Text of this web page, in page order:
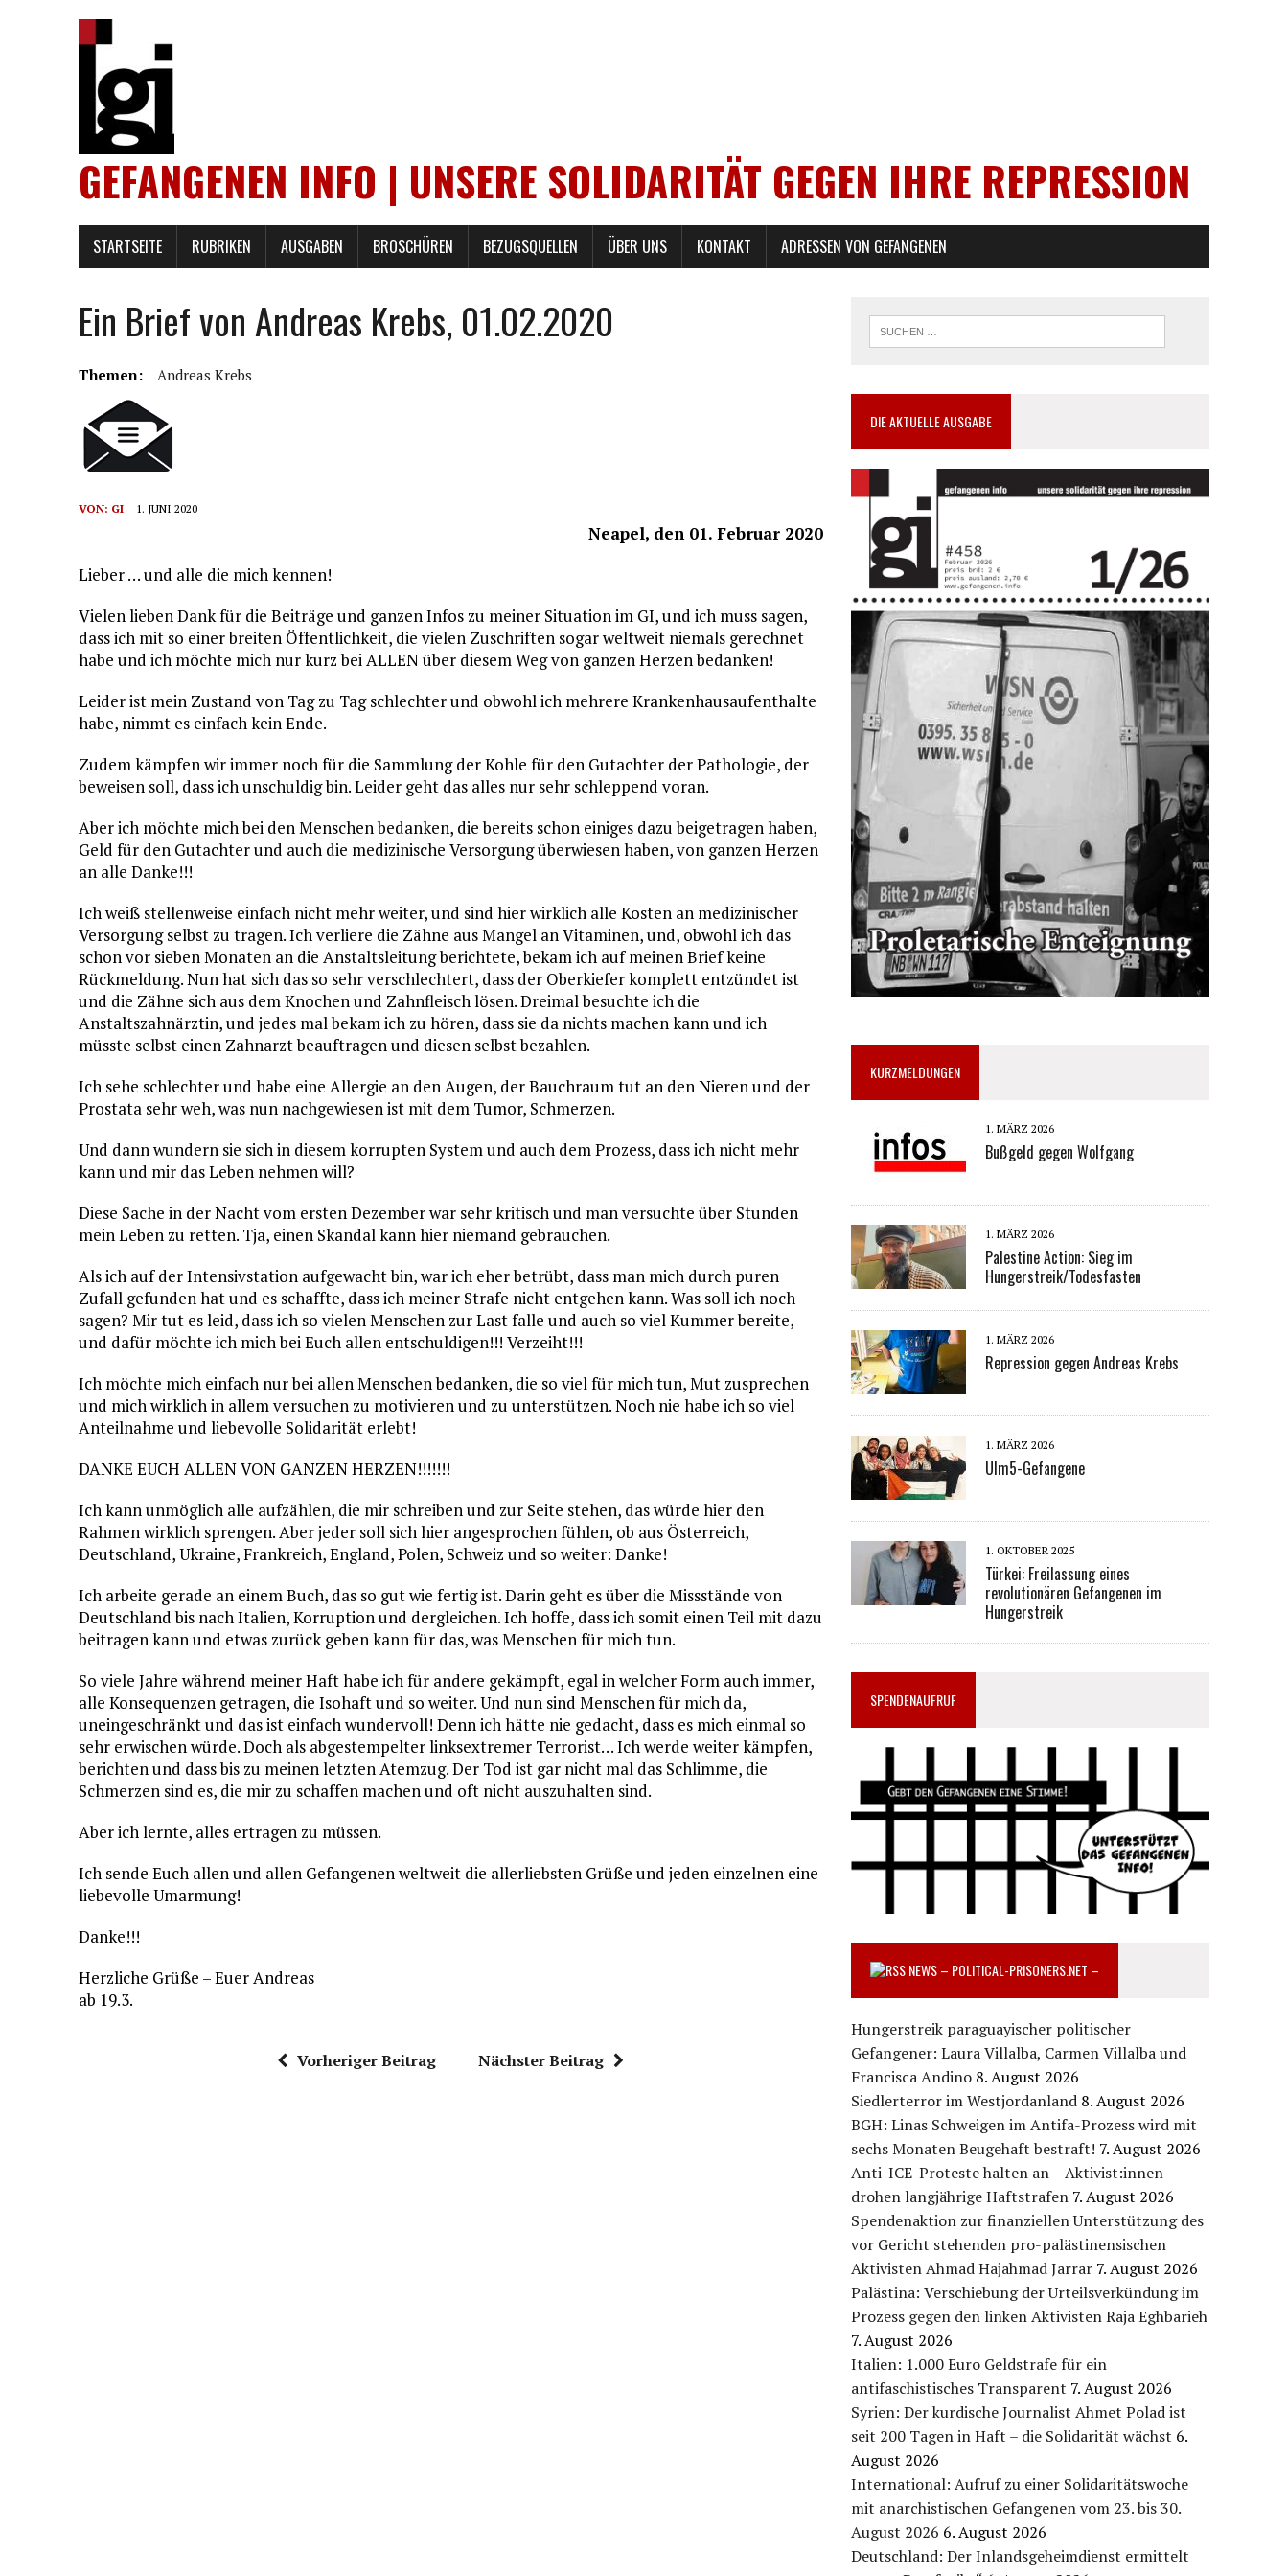
GEFANGENEN INFO | UNSERE SOLIDARITÄT GEGEN IHRE REPRESSION
STARTSEITE RUBRIKEN AUSGABEN BROSCHÜREN BEZUGSQUELLEN ÜBER UNS KONTAKT ADRESSEN VON GEFANGENEN
Ein Brief von Andreas Krebs, 01.02.2020
Themen: Andreas Krebs
VON: GI 1. JUNI 2020
Neapel, den 01. Februar 2020
Lieber … und alle die mich kennen!
Vielen lieben Dank für die Beiträge und ganzen Infos zu meiner Situation im GI, und ich muss sagen,
dass ich mit so einer breiten Öffentlichkeit, die vielen Zuschriften sogar weltweit niemals gerechnet
habe und ich möchte mich nur kurz bei ALLEN über diesem Weg von ganzen Herzen bedanken!
Leider ist mein Zustand von Tag zu Tag schlechter und obwohl ich mehrere Krankenhausaufenthalte
habe, nimmt es einfach kein Ende.
Zudem kämpfen wir immer noch für die Sammlung der Kohle für den Gutachter der Pathologie, der
beweisen soll, dass ich unschuldig bin. Leider geht das alles nur sehr schleppend voran.
Aber ich möchte mich bei den Menschen bedanken, die bereits schon einiges dazu beigetragen haben,
Geld für den Gutachter und auch die medizinische Versorgung überwiesen haben, von ganzen Herzen
an alle Danke!!!
Ich weiß stellenweise einfach nicht mehr weiter, und sind hier wirklich alle Kosten an medizinischer
Versorgung selbst zu tragen. Ich verliere die Zähne aus Mangel an Vitaminen, und, obwohl ich das
schon vor sieben Monaten an die Anstaltsleitung berichtete, bekam ich auf meinen Brief keine
Rückmeldung. Nun hat sich das so sehr verschlechtert, dass der Oberkiefer komplett entzündet ist
und die Zähne sich aus dem Knochen und Zahnfleisch lösen. Dreimal besuchte ich die
Anstaltszahnärztin, und jedes mal bekam ich zu hören, dass sie da nichts machen kann und ich
müsste selbst einen Zahnarzt beauftragen und diesen selbst bezahlen.
Ich sehe schlechter und habe eine Allergie an den Augen, der Bauchraum tut an den Nieren und der
Prostata sehr weh, was nun nachgewiesen ist mit dem Tumor, Schmerzen.
Und dann wundern sie sich in diesem korrupten System und auch dem Prozess, dass ich nicht mehr
kann und mir das Leben nehmen will?
Diese Sache in der Nacht vom ersten Dezember war sehr kritisch und man versuchte über Stunden
mein Leben zu retten. Tja, einen Skandal kann hier niemand gebrauchen.
Als ich auf der Intensivstation aufgewacht bin, war ich eher betrübt, dass man mich durch puren
Zufall gefunden hat und es schaffte, dass ich meiner Strafe nicht entgehen kann. Was soll ich noch
sagen? Mir tut es leid, dass ich so vielen Menschen zur Last falle und auch so viel Kummer bereite,
und dafür möchte ich mich bei Euch allen entschuldigen!!! Verzeiht!!!
Ich möchte mich einfach nur bei allen Menschen bedanken, die so viel für mich tun, Mut zusprechen
und mich wirklich in allem versuchen zu motivieren und zu unterstützen. Noch nie habe ich so viel
Anteilnahme und liebevolle Solidarität erlebt!
DANKE EUCH ALLEN VON GANZEN HERZEN!!!!!!!
Ich kann unmöglich alle aufzählen, die mir schreiben und zur Seite stehen, das würde hier den
Rahmen wirklich sprengen. Aber jeder soll sich hier angesprochen fühlen, ob aus Österreich,
Deutschland, Ukraine, Frankreich, England, Polen, Schweiz und so weiter: Danke!
Ich arbeite gerade an einem Buch, das so gut wie fertig ist. Darin geht es über die Missstände von
Deutschland bis nach Italien, Korruption und dergleichen. Ich hoffe, dass ich somit einen Teil mit dazu
beitragen kann und etwas zurück geben kann für das, was Menschen für mich tun.
So viele Jahre während meiner Haft habe ich für andere gekämpft, egal in welcher Form auch immer,
alle Konsequenzen getragen, die Isohaft und so weiter. Und nun sind Menschen für mich da,
uneingeschränkt und das ist einfach wundervoll! Denn ich hätte nie gedacht, dass es mich einmal so
sehr erwischen würde. Doch als abgestempelter linksextremer Terrorist… Ich werde weiter kämpfen,
berichten und dass bis zu meinen letzten Atemzug. Der Tod ist gar nicht mal das Schlimme, die
Schmerzen sind es, die mir zu schaffen machen und oft nicht auszuhalten sind.
Aber ich lernte, alles ertragen zu müssen.
Ich sende Euch allen und allen Gefangenen weltweit die allerliebsten Grüße und jeden einzelnen eine
liebevolle Umarmung!
Danke!!!
Herzliche Grüße – Euer Andreas
ab 19.3.
Vorheriger Beitrag Nächster Beitrag
DIE AKTUELLE AUSGABE
KURZMELDUNGEN
1. MÄRZ 2026
Bußgeld gegen Wolfgang
1. MÄRZ 2026
Palestine Action: Sieg im
Hungerstreik/Todesfasten
1. MÄRZ 2026
Repression gegen Andreas Krebs
1. MÄRZ 2026
Ulm5-Gefangene
1. OKTOBER 2025
Türkei: Freilassung eines
revolutionären Gefangenen im
Hungerstreik
SPENDENAUFRUF
NEWS – POLITICAL-PRISONERS.NET –
Hungerstreik paraguayischer politischer
Gefangener: Laura Villalba, Carmen Villalba und
Francisca Andino 8. August 2026
Siedlerterror im Westjordanland 8. August 2026
BGH: Linas Schweigen im Antifa-Prozess wird mit
sechs Monaten Beugehaft bestraft! 7. August 2026
Anti-ICE-Proteste halten an – Aktivist:innen
drohen langjährige Haftstrafen 7. August 2026
Spendenaktion zur finanziellen Unterstützung des
vor Gericht stehenden pro-palästinensischen
Aktivisten Ahmad Hajahmad Jarrar 7. August 2026
Palästina: Verschiebung der Urteilsverkündung im
Prozess gegen den linken Aktivisten Raja Eghbarieh
7. August 2026
Italien: 1.000 Euro Geldstrafe für ein
antifaschistisches Transparent 7. August 2026
Syrien: Der kurdische Journalist Ahmet Polad ist
seit 200 Tagen in Haft – die Solidarität wächst 6.
August 2026
International: Aufruf zu einer Solidaritätswoche
mit anarchistischen Gefangenen vom 23. bis 30.
August 2026 6. August 2026
Deutschland: Der Inlandsgeheimdienst ermittelt